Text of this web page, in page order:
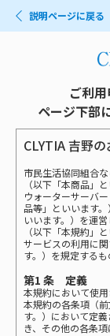
説明ページに戻る
ご利
ページ下部
CLYTIA 吉野
市民生活協同組合
（以下「本商品」
ウォーターサーバ
品等」といいます
いいます。）を運
（以下「本規約」
サービスの利用に
す。）を規定するも
第1 条 定義
本規約において使
本規約の各条項（
す。）において定
き、その他の各条